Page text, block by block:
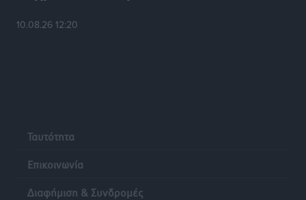
10.08.26 12:20
Ταυτότητα
Επικοινωνία
Διαφήμιση & Συνδρομές